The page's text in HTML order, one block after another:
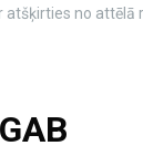
atšķirties no attēlā